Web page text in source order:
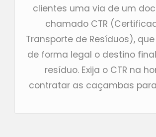
clientes uma via de um
chamado CTR
Transporte de Resíduos),
de forma legal o destino
resíduo. Exija o CTR na
contratar as caçambas